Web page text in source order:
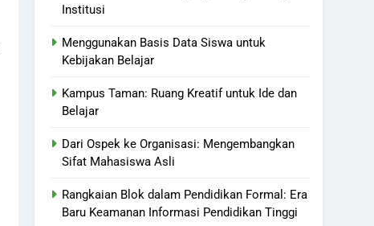
Institusi
Menggunakan Basis Data Siswa untuk
Kebijakan Belajar
Kampus Taman: Ruang Kreatif untuk Ide dan
Belajar
Dari Ospek ke Organisasi: Mengembangkan
Sifat Mahasiswa Asli
Rangkaian Blok dalam Pendidikan Formal: Era
Baru Keamanan Informasi Pendidikan Tinggi